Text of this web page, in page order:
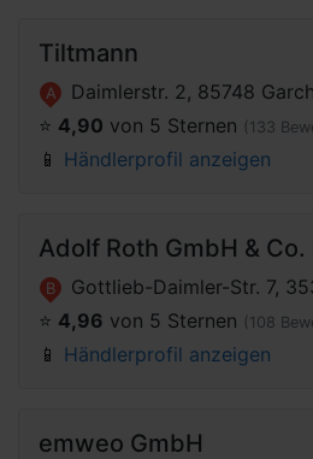
Tiltmann
A
Daimlerstr. 2, 85748
⭐️ 4,90 von 5 Sternen (133
📱 Händlerprofil anzeigen
Adolf Roth GmbH & Co.
B
Gottlieb-Daimler-Str. 7,
⭐️ 4,96 von 5 Sternen (108
📱 Händlerprofil anzeigen
emweo GmbH